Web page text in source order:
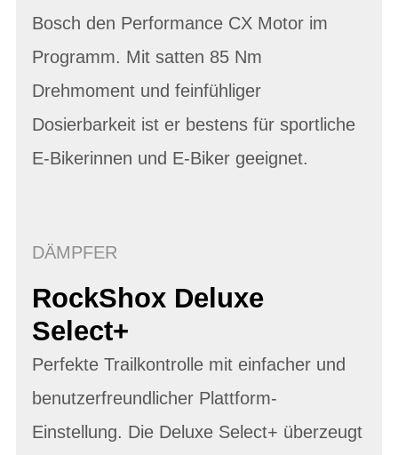
Bosch den Performance CX Motor im
Programm. Mit satten 85 Nm
Drehmoment und feinfühliger
Dosierbarkeit ist er bestens für sportliche
E-Bikerinnen und E-Biker geeignet.
DÄMPFER
RockShox Deluxe
Select+
Perfekte Trailkontrolle mit einfacher und
benutzerfreundlicher Plattform-
Einstellung. Die Deluxe Select+ überzeugt